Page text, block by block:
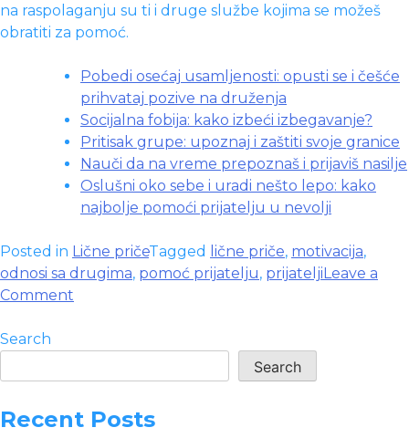
na raspolaganju su ti i druge službe kojima se možeš
obratiti za pomoć.
Pobedi osećaj usamljenosti: opusti se i češće
prihvataj pozive na druženja
Socijalna fobija: kako izbeći izbegavanje?
Pritisak grupe: upoznaj i zaštiti svoje granice
Nauči da na vreme prepoznaš i prijaviš nasilje
Oslušni oko sebe i uradi nešto lepo: kako
najbolje pomoći prijatelju u nevolji
Posted in Lične pričeTagged lične priče, motivacija,
odnosi sa drugima, pomoć prijatelju, prijateljiLeave a
Comment
da
uklopim
Search
Search
Recent Posts